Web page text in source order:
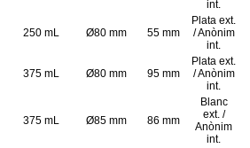
int.
250 mL Ø80 mm 55 mm
Plata ext.
/ Anònim
int.
375 mL Ø80 mm 95 mm
Plata ext.
/ Anònim
int.
375 mL Ø85 mm 86 mm
Blanc
ext. /
Anònim
int.